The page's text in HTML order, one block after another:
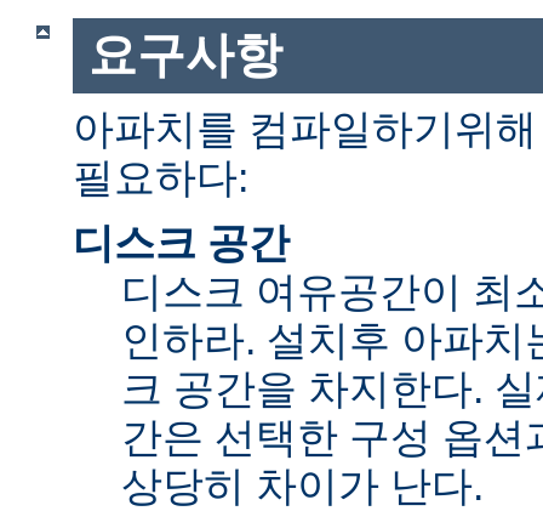
요구사항
아파치를 컴파일하기위
필요하다:
디스크 공간
디스크 여유공간이 최
인하라. 설치후 아파
크 공간을 차지한다.
간은 선택한 구성 옵
상당히 차이가 난다.